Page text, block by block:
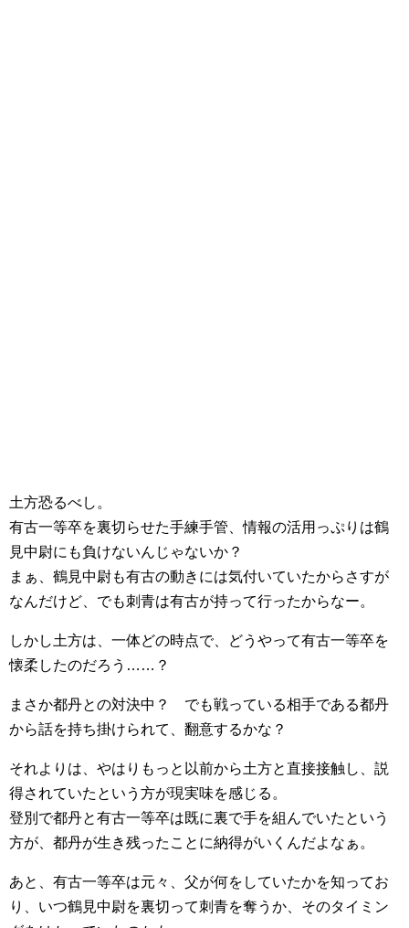
土方恐るべし。
有古一等卒を裏切らせた手練手管、情報の活用っぷりは鶴
見中尉にも負けないんじゃないか？
まぁ、鶴見中尉も有古の動きには気付いていたからさすが
なんだけど、でも刺青は有古が持って行ったからなー。
しかし土方は、一体どの時点で、どうやって有古一等卒を
懐柔したのだろう……？
まさか都丹との対決中？ でも戦っている相手である都丹
から話を持ち掛けられて、翻意するかな？
それよりは、やはりもっと以前から土方と直接接触し、説
得されていたという方が現実味を感じる。
登別で都丹と有古一等卒は既に裏で手を組んでいたという
方が、都丹が生き残ったことに納得がいくんだよなぁ。
あと、有古一等卒は元々、父が何をしていたかを知ってお
り、いつ鶴見中尉を裏切って刺青を奪うか、そのタイミン